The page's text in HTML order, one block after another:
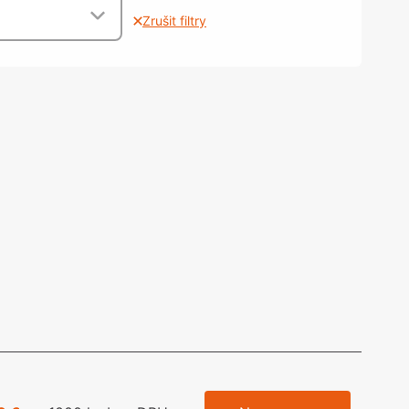
nohy, Nábytkové nohy a
nastavení
Zrušit filtry